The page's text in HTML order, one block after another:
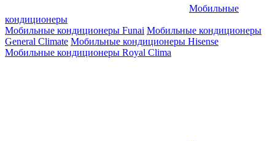
Мобильные
кондиционеры
Мобильные кондиционеры Funai Мобильные кондиционеры
General Climate Мобильные кондиционеры Hisense
Мобильные кондиционеры Royal Clima